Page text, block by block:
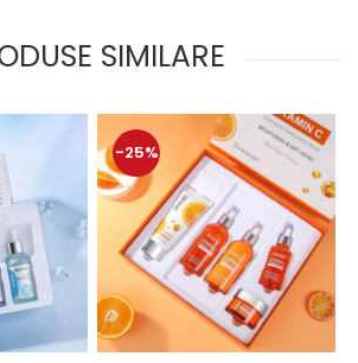
SIMILARE
-25%